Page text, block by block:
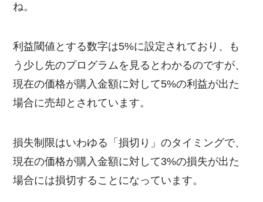
ね。
利益閾値とする数字は5%に設定されており、も
う少し先のプログラムを見るとわかるのですが、
現在の価格が購入金額に対して5%の利益が出た
場合に売却とされています。
損失制限はいわゆる「損切り」のタイミングで、
現在の価格が購入金額に対して3%の損失が出た
場合には損切することになっています。